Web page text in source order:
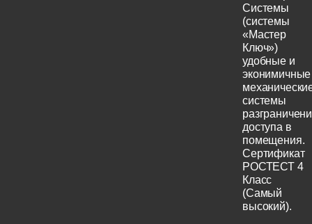
Системы
(системы
«Мастер
Ключ»)
удобные и
эконимичные
системы
доступа в
помещения.
Сертификат
РОСТЕСТ 4
Класс
(Самый
высокий).